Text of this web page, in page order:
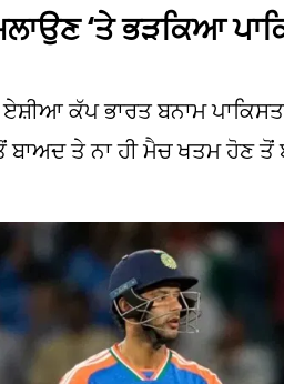
‘ਤੇ ਭੜਕਿਆ
ਕੱਪ ਭਾਰਤ ਬਨਾਮ
ਤੇ ਨਾ ਹੀ ਮੈਚ ਖਤਮ ਹੋਣ ਤੋਂ